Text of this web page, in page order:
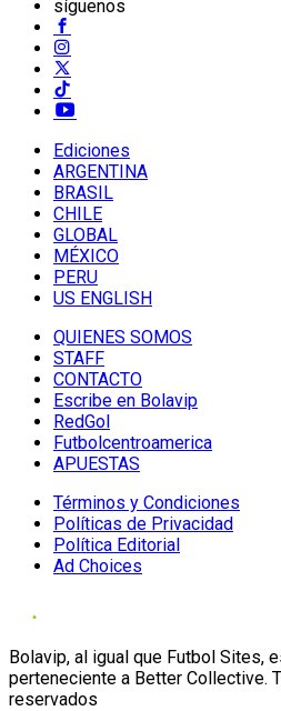
síguenos
Ediciones
ARGENTINA
BRASIL
CHILE
GLOBAL
MÉXICO
PERU
US ENGLISH
QUIENES SOMOS
STAFF
CONTACTO
Escribe en Bolavip
RedGol
Futbolcentroamerica
APUESTAS
Términos y Condiciones
Políticas de Privacidad
Política Editorial
Ad Choices
Bolavip, al igual que Futbol Sites,
perteneciente a Better Collective.
reservados